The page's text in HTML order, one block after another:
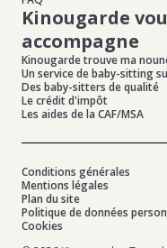
Kinougarde
accompagne
Kinougarde trouve ma
Un service de baby-sitting
Des baby-sitters de qualité
Le crédit d'impôt
Les aides de la CAF/MSA
Conditions générales
Mentions légales
Plan du site
Politique de données
Cookies